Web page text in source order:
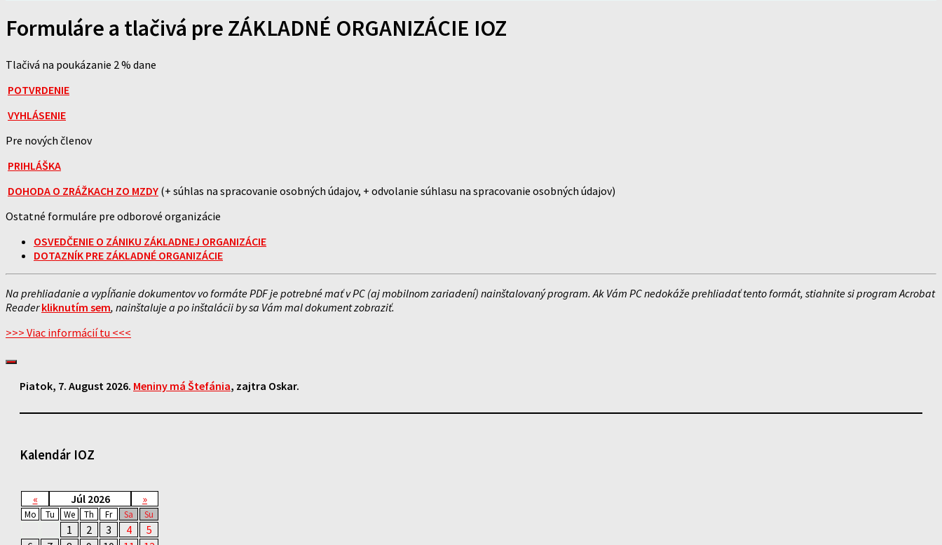
Formuláre a tlačivá pre ZÁKLADNÉ ORGANIZÁCIE IOZ
Tlačivá na poukázanie 2 % dane
POTVRDENIE
VYHLÁSENIE
Pre nových členov
PRIHLÁŠKA
DOHODA O ZRÁŽKACH ZO MZDY (+ súhlas na spracovanie osobných údajov, + odvolanie súhlasu na spracovanie osobných údajov)
Ostatné formuláre pre odborové organizácie
OSVEDČENIE O ZÁNIKU ZÁKLADNEJ ORGANIZÁCIE
DOTAZNÍK PRE ZÁKLADNÉ ORGANIZÁCIE
Na prehliadanie a vypĺňanie dokumentov vo formáte PDF je potrebné mať v PC (aj mobilnom zariadení) nainštalovaný program. Ak Vám PC nedokáže prehliadať tento formát, stiahnite si program Acrobat
Readerkliknutím sem, nainštaluje a po inštalácii by sa Vám mal dokument zobraziť.
>>> Viac informácií tu <<<
Piatok, 7. August 2026. Meniny má Štefánia, zajtra Oskar.
Kalendár IOZ
« Júl 2026 »
Mo Tu We Th Fr Sa Su
1 2 3 4
5